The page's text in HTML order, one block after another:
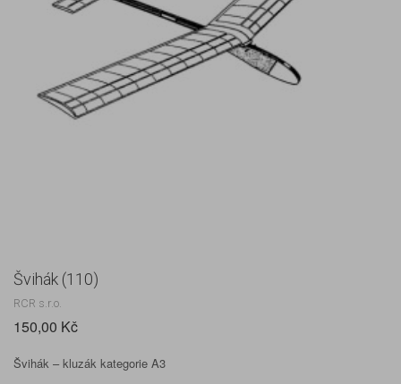
Švihák (110)
RCR s.r.o.
150,00 Kč
Švihák – kluzák kategorie A3